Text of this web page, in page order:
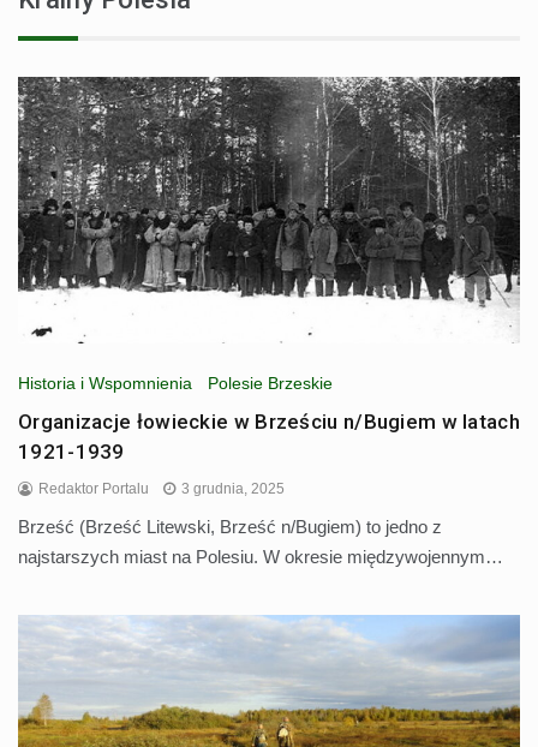
Historia i Wspomnienia Polesie Brzeskie
Organizacje łowieckie w Brześciu n/Bugiem w latach
1921-1939
Redaktor Portalu 3 grudnia, 2025
Brześć (Brześć Litewski, Brześć n/Bugiem) to jedno z
najstarszych miast na Polesiu. W okresie międzywojennym…